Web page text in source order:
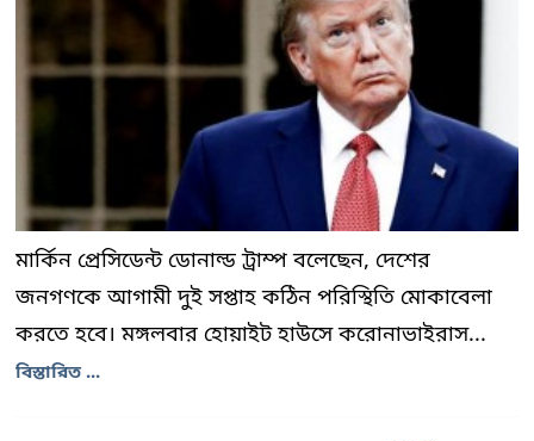
মার্কিন প্রেসিডেন্ট ডোনাল্ড ট্রাম্প বলেছেন, দেশের
জনগণকে আগামী দুই সপ্তাহ কঠিন পরিস্থিতি মোকাবেলা
করতে হবে। মঙ্গলবার হোয়াইট হাউসে করোনাভাইরাস...
বিস্তারিত ...